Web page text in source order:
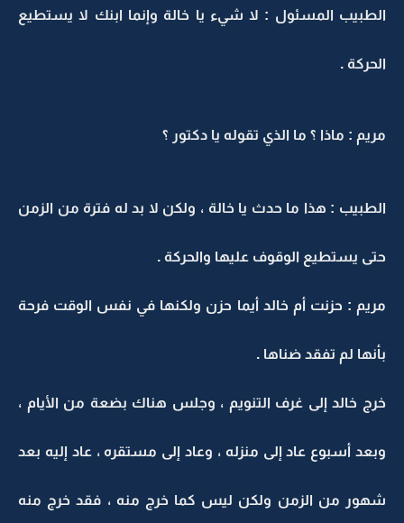
الطبيب المسئول : لا شيء يا خالة وإنما ابنك لا يستطيع
الحركة .
مريم : ماذا ؟ ما الذي تقوله يا دكتور ؟
الطبيب : هذا ما حدث يا خالة ، ولكن لا بد له فترة من الزمن
حتى يستطيع الوقوف عليها والحركة .
مريم : حزنت أم خالد أيما حزن ولكنها في نفس الوقت فرحة
بأنها لم تفقد ضناها .
خرج خالد إلى غرف التنويم ، وجلس هناك بضعة من الأيام ،
وبعد أسبوع عاد إلى منزله ، وعاد إلى مستقره ، عاد إليه بعد
شهور من الزمن ولكن ليس كما خرج منه ، فقد خرج منه